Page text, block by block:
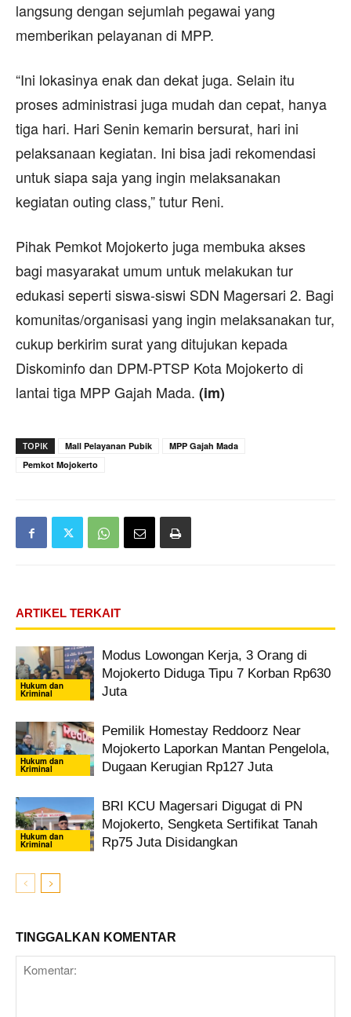
langsung dengan sejumlah pegawai yang
memberikan pelayanan di MPP.
“Ini lokasinya enak dan dekat juga. Selain itu
proses administrasi juga mudah dan cepat, hanya
tiga hari. Hari Senin kemarin bersurat, hari ini
pelaksanaan kegiatan. Ini bisa jadi rekomendasi
untuk siapa saja yang ingin melaksanakan
kegiatan outing class,” tutur Reni.
Pihak Pemkot Mojokerto juga membuka akses
bagi masyarakat umum untuk melakukan tur
edukasi seperti siswa-siswi SDN Magersari 2. Bagi
komunitas/organisasi yang ingin melaksanakan tur,
cukup berkirim surat yang ditujukan kepada
Diskominfo dan DPM-PTSP Kota Mojokerto di
lantai tiga MPP Gajah Mada. (im)
TOPIK Mall Pelayanan Pubik
MPP Gajah Mada
Pemkot Mojokerto
ARTIKEL TERKAIT
Hukum dan
Kriminal
Modus Lowongan Kerja, 3 Orang di
Mojokerto Diduga Tipu 7 Korban Rp630
Juta
Hukum dan
Kriminal
Pemilik Homestay Reddoorz Near
Mojokerto Laporkan Mantan Pengelola,
Dugaan Kerugian Rp127 Juta
Hukum dan
Kriminal
BRI KCU Magersari Digugat di PN
Mojokerto, Sengketa Sertifikat Tanah
Rp75 Juta Disidangkan
TINGGALKAN KOMENTAR